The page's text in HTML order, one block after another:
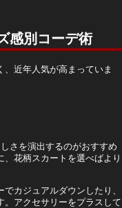
感別コーデ術
近年人気が高まっていま
さを演出するのがおすすめ
花柄スカートを選べばより
カジュアルダウンしたり、
。アクセサリーをプラスして